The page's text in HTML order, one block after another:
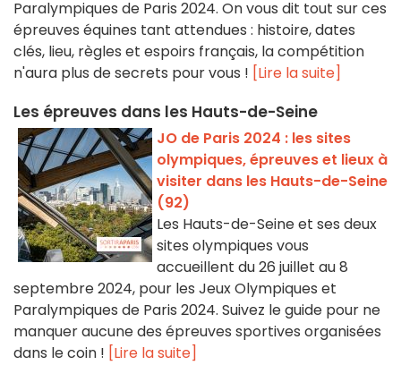
Paralympiques de Paris 2024. On vous dit tout sur ces
épreuves équines tant attendues : histoire, dates
clés, lieu, règles et espoirs français, la compétition
n'aura plus de secrets pour vous ! [Lire la suite]
Les épreuves dans les Hauts-de-Seine
JO de Paris 2024 : les sites
olympiques, épreuves et lieux à
visiter dans les Hauts-de-Seine
(92)
Les Hauts-de-Seine et ses deux
sites olympiques vous
accueillent du 26 juillet au 8
septembre 2024, pour les Jeux Olympiques et
Paralympiques de Paris 2024. Suivez le guide pour ne
manquer aucune des épreuves sportives organisées
dans le coin ! [Lire la suite]